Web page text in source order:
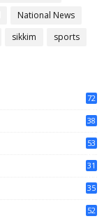
National News
sikkim
sports
72
38
53
31
35
52